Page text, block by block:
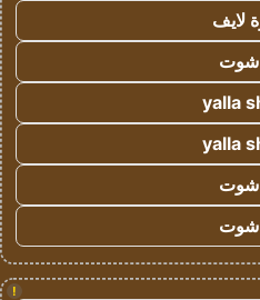
لايف
شوت
yalla
yalla
شوت
شوت
!